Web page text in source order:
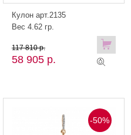
Кулон арт.2135
Вес 4.62 гр.
58 905 р.
117 810 р.
-50%